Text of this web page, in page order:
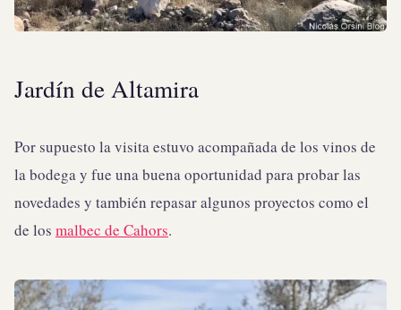
Jardín de Altamira
Por supuesto la visita estuvo acompañada de los vinos de
la bodega y fue una buena oportunidad para probar las
novedades y también repasar algunos proyectos como el
de los malbec de Cahors.